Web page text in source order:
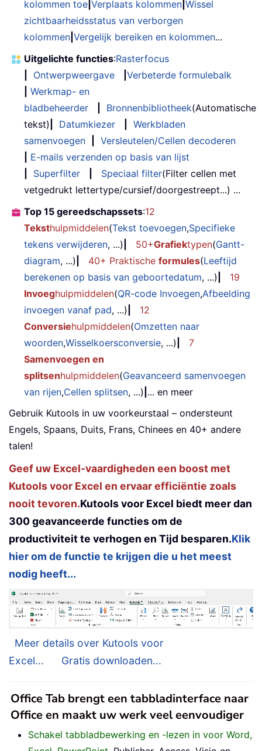
kolommen toe Verplaats kolommen Wissel
zichtbaarheidsstatus van verborgen
kolommen Vergelijk bereiken en kolommen...
Uitgelichte functies:Rasterfocus
Ontwerpweergave
Verbeterde formulebalk
Werkmap- en
bladbeheerder
Bronnenbibliotheek(Automatische
tekst)
Datumkiezer
Werkbladen
samenvoegen
Versleutelen/Cellen decoderen
E-mails verzenden op basis van lijst
Superfilter Speciaal filter(Filter cellen met
vetgedrukt lettertype/cursief/doorgestreept...) ...
Top 15 gereedschapssets:12
Teksthulpmiddelen(Tekst toevoegen,Specifieke
tekens verwijderen, ...) 50+Grafiektypen(Gantt-
diagram, ...) 40+ Praktische formules(Leeftijd
berekenen op basis van geboortedatum, ...)
19
Invoeghulpmiddelen(QR-code Invoegen,Afbeelding
invoegen vanaf pad, ...)
12
Conversiehulpmiddelen(Omzetten naar
woorden,Wisselkoersconversie, ...)
7
Samenvoegen en
splitsenhulpmiddelen(Geavanceerd samenvoegen
van rijen,Cellen splitsen, ...) ... en meer
Gebruik Kutools in uw voorkeurstaal – ondersteunt
Engels, Spaans, Duits, Frans, Chinees en 40+ andere
talen!
Geef uw Excel-vaardigheden een boost met
Kutools voor Excel en ervaar efficiëntie zoals
nooit tevoren.Kutools voor Excel biedt meer dan
300 geavanceerde functies om de
productiviteit te verhogen en Tijd besparen.Klik
hier om de functie te krijgen die u het meest
nodig heeft...
Meer details over Kutools voor
Excel...
Gratis downloaden...
Office Tab brengt een tabbladinterface naar
Office en maakt uw werk veel eenvoudiger
Schakel tabbladbewerking en -lezen in voor Word,